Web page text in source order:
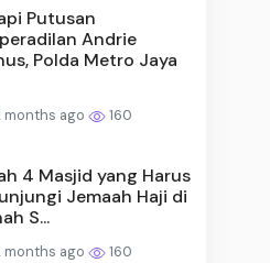
Putusan
Andrie
Polda Metro Jaya
months ago 160
4 Masjid yang Harus
Jemaah Haji di
S...
months ago 160